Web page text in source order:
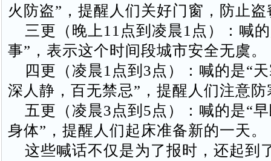
火防盗”，提醒人们关好门窗，防止盗
三更（晚上11点到凌晨1点）：喊
事”，表示这个时间段城市安全无虞。
四更（凌晨1点到3点）：喊的是“天
深人静，百无禁忌”，提醒人们注意
五更（凌晨3点到5点）：喊的是“
身体”，提醒人们起床准备新的一天。
这些喊话不仅是为了报时，还起到